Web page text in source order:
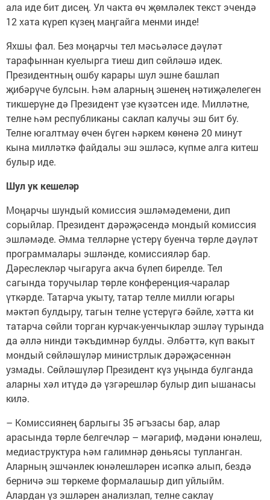
ала иде бит дисең. Ул чакта өч җөмләлек текст эчендә
12 хата күреп күзең маңгайга менми инде!
Яхшы фал. Без моңарчы тел мәсьәләсе дәүләт
тарафыннан куелырга тиеш дип сөйләшә идек.
Президентның ошбу карары шул эшне башлап
җибәрүче булсын. Һәм аларның эшенең нәтиҗәлелеген
тикшерүне дә Президент үзе күзәтсен иде. Милләтне,
телне һәм республиканы саклап калучы эш бит бу.
Телне югалтмау өчен бүген һәркем көненә 20 минут
кына милләткә файдалы эш эшләсә, күпме алга китеш
булыр иде.
Шул ук кешеләр
Моңарчы шундый комиссия эшләмәдемени, дип
сорыйлар. Президент дәрәҗәсендә мондый комиссия
эшләмәде. Әмма телләрне үстерү буенча төрле дәүләт
программалары эшләнде, комиссияләр бар.
Дәреслекләр чыгаруга акча бүлеп бирелде. Тел
сагында торучылар төрле конференция-чаралар
үткәрде. Татарча укыту, татар телле милли югары
мәктәп булдыру, тагын телне үстерүгә бәйле, хәтта ки
татарча сөйли торган курчак-уенчыклар эшләү турында
да әллә нинди тәкъдимнәр булды. Әлбәттә, күп вакыт
мондый сөйләшүләр министрлык дәрәҗәсеннән
узмады. Сөйләшүләр Президент күз уңында булганда
аларны хәл итүдә дә үзгәрешләр булыр дип ышанасы
килә.
– Комиссиянең барлыгы 35 әгъзасы бар, алар
арасында төрле белгечләр – мәгариф, мәдәни юнәлеш,
медиаструктура һәм галимнәр дөньясы тупланган.
Аларның эшчәнлек юнәлешләрен исәпкә алып, бездә
берничә эш төркеме формалашыр дип уйлыйм.
Алардан үз эшләрен анализлап, телне саклау